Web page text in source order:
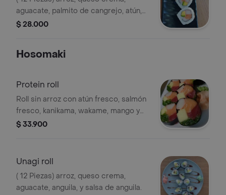
aguacate, palmito de cangrejo, atún,
salmón y topping de ajonjolí.
$ 28.000
Hosomaki
Protein roll
Roll sin arroz con atún fresco, salmón
fresco, kanikama, wakame, mango y
envuelto en nori.
$ 33.900
Unagi roll
( 12 Piezas) arroz, queso crema,
aguacate, anguila, y salsa de anguila.